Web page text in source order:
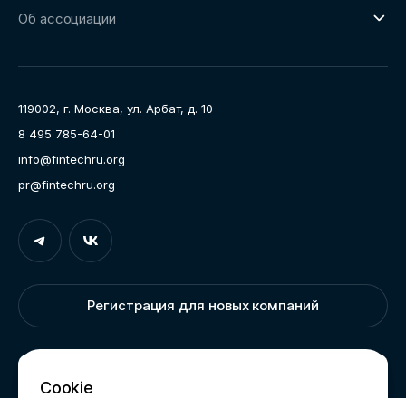
Рабочие группы
Направления работы
Об ассоциации
Карьера
Контакты
Документы
119002, г. Москва, ул. Арбат, д. 10
8 495 785-64-01
info@fintechru.org
pr@fintechru.org
Регистрация для новых компаний
Cookie
Вход
Укажите вашу корпоративную почту. На неё мы вышлем
ссылку для входа